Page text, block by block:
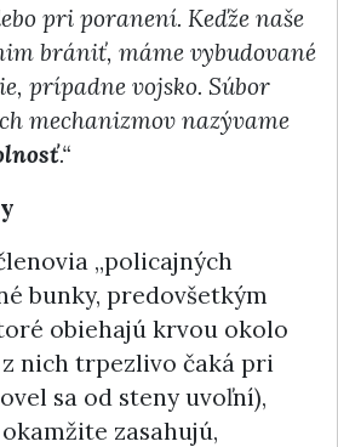
pri poranení. Keďže naše
brániť, máme vybudované
prípadne vojsko. Súbor
mechanizmov nazývame
.“
„policajných
bunky, predovšetkým
obiehajú krvou okolo
nich trpezlivo čaká pri
sa od steny uvoľní),
zasahujú,